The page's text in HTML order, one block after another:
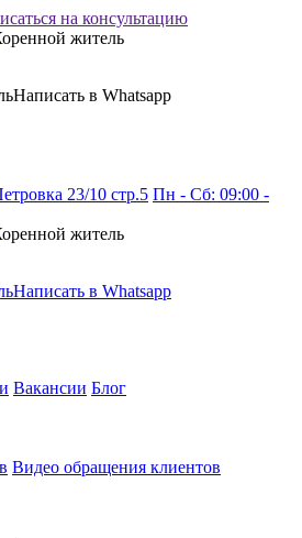
на консультацию
Написать в Whatsapp
23/10 стр.5 Пн - Сб: 09:00 -
Написать в Whatsapp
Вакансии Блог
Видео обращения клиентов